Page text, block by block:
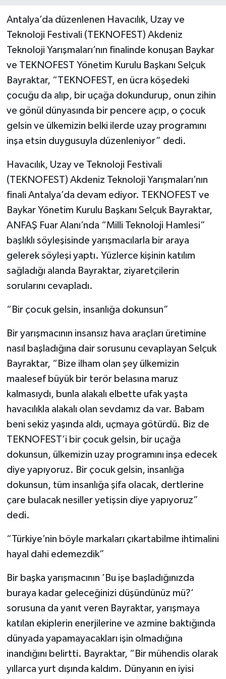
Antalya’da düzenlenen Havacılık, Uzay ve
Teknoloji Festivali (TEKNOFEST) Akdeniz
Teknoloji Yarışmaları’nın finalinde konuşan Baykar
ve TEKNOFEST Yönetim Kurulu Başkanı Selçuk
Bayraktar, “TEKNOFEST, en ücra köşedeki
çocuğu da alıp, bir uçağa dokundurup, onun zihin
ve gönül dünyasında bir pencere açıp, o çocuk
gelsin ve ülkemizin belki ilerde uzay programını
inşa etsin duygusuyla düzenleniyor” dedi.
Havacılık, Uzay ve Teknoloji Festivali
(TEKNOFEST) Akdeniz Teknoloji Yarışmaları’nın
finali Antalya’da devam ediyor. TEKNOFEST ve
Baykar Yönetim Kurulu Başkanı Selçuk Bayraktar,
ANFAŞ Fuar Alanı’nda “Milli Teknoloji Hamlesi”
başlıklı söyleşisinde yarışmacılarla bir araya
gelerek söyleşi yaptı. Yüzlerce kişinin katılım
sağladığı alanda Bayraktar, ziyaretçilerin
sorularını cevapladı.
“Bir çocuk gelsin, insanlığa dokunsun”
Bir yarışmacının insansız hava araçları üretimine
nasıl başladığına dair sorusunu cevaplayan Selçuk
Bayraktar, “Bize ilham olan şey ülkemizin
maalesef büyük bir terör belasına maruz
kalmasıydı, bunla alakalı elbette ufak yaşta
havacılıkla alakalı olan sevdamız da var. Babam
beni sekiz yaşında aldı, uçmaya götürdü. Biz de
TEKNOFEST’i bir çocuk gelsin, bir uçağa
dokunsun, ülkemizin uzay programını inşa edecek
diye yapıyoruz. Bir çocuk gelsin, insanlığa
dokunsun, tüm insanlığa şifa olacak, dertlerine
çare bulacak nesiller yetişsin diye yapıyoruz”
dedi.
“Türkiye’nin böyle markaları çıkartabilme ihtimalini
hayal dahi edemezdik”
Bir başka yarışmacının ’Bu işe başladığınızda
buraya kadar geleceğinizi düşündünüz mü?’
sorusuna da yanıt veren Bayraktar, yarışmaya
katılan ekiplerin enerjilerine ve azmine baktığında
dünyada yapamayacakları işin olmadığına
inandığını belirtti. Bayraktar, “Bir mühendis olarak
yıllarca yurt dışında kaldım. Dünyanın en iyisi